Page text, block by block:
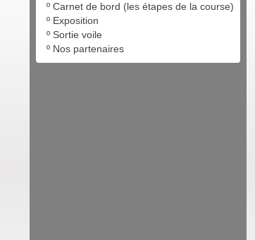
º Carnet de bord (les étapes de la course)
º Exposition
º Sortie voile
º Nos partenaires